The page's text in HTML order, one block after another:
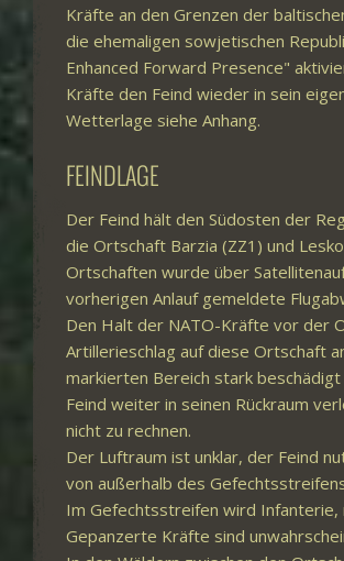
Kräfte an den Grenzen der
die ehemaligen sowjetischen
Enhanced Forward Presence"
Kräfte den Feind wieder in sein
Wetterlage siehe Anhang.
FEINDLAGE
Der Feind hält den Südosten der
die Ortschaft Barzia (ZZ1) und
Ortschaften wurde über
vorherigen Anlauf gemeldete
Den Halt der NATO-Kräfte vor der
Artillerieschlag auf diese Ortschaft
markierten Bereich stark
Feind weiter in seinen Rückraum
nicht zu rechnen.
Der Luftraum ist unklar, der Feind
von außerhalb des
Im Gefechtsstreifen wird
Gepanzerte Kräfte sind